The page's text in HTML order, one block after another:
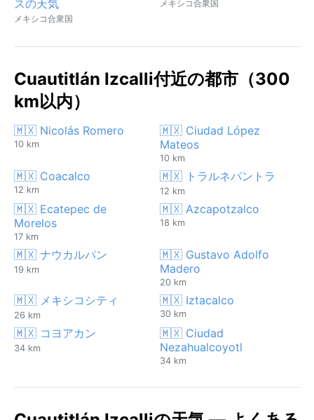
スの天気
メキシコ合衆国
メキシコ合衆国
Cuautitlán Izcalli付近の都市（300
km以内）
🇲🇽 Nicolás Romero
10 km
🇲🇽 Ciudad López
Mateos
10 km
🇲🇽 Coacalco
12 km
🇲🇽 トラルネパントラ
12 km
🇲🇽 Ecatepec de
Morelos
17 km
🇲🇽 Azcapotzalco
18 km
🇲🇽 ナウカルパン
19 km
🇲🇽 Gustavo Adolfo
Madero
20 km
🇲🇽 メキシコシティ
26 km
🇲🇽 Iztacalco
30 km
🇲🇽 コヨアカン
34 km
🇲🇽 Ciudad
Nezahualcoyotl
34 km